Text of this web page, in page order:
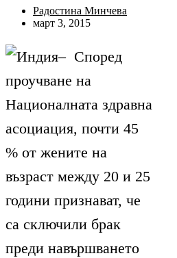
Радостина Минчева
март 3, 2015
– Според
проучване на
Националната здравна
асоциация, почти 45
% от жените на
възраст между 20 и 25
години признават, че
са сключили брак
преди навършването